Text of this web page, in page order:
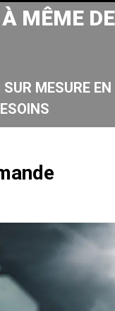
MÊME DE
MESURE EN